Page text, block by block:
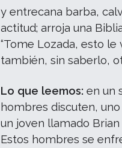
y entrecana barba,
actitud; arroja una
“Tome Lozada, esto le
también, sin saberlo,
Lo que leemos: en un
hombres discuten,
un joven llamado
Estos hombres se